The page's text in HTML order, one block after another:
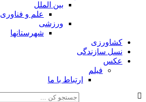
بین الملل
علم و فناوری
ورزشی
شهرستانها
کشاورزی
نسل سازندگی
عکس
فیلم
ارتباط با ما